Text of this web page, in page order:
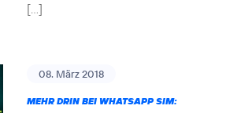
[…]
08. März 2018
MEHR DRIN BEI WHATSAPP SIM: